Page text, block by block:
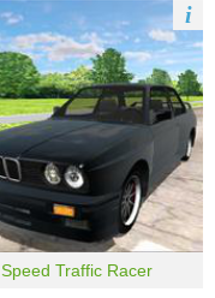
Speed Traffic Racer
i